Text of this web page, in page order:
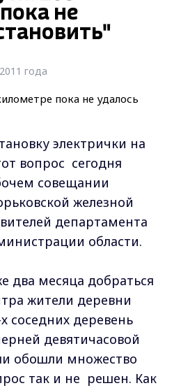
не
года
электрички на
вопрос сегодня
совещании
железной
департамента
области.
два месяца добраться
жители деревни
соседних деревень
девятичасовой
обошли множество
так и не решен. Как